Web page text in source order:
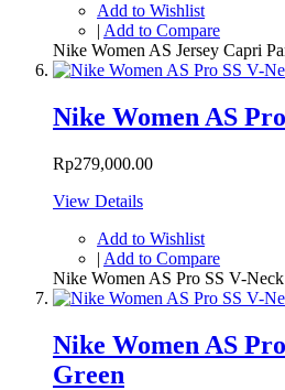
Add to Wishlist
| Add to Compare
Nike Women AS Jersey Capri
Nike Women AS
Rp279,000.00
View Details
Add to Wishlist
| Add to Compare
Nike Women AS Pro SS V-
Nike Women AS
Green